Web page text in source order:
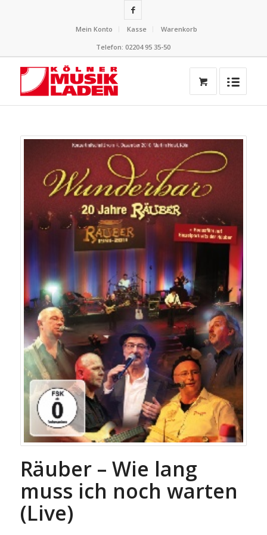
Mein Konto Kasse
Warenkorb
Telefon: 02204 95 35-50
Räuber – Wie lang
muss ich noch warten
(Live)